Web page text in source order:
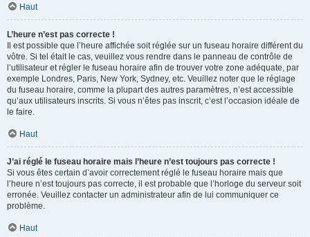
Haut
L’heure n’est pas correcte !
Il est possible que l’heure affichée soit réglée sur un fuseau horaire différent du
vôtre. Si tel était le cas, veuillez vous rendre dans le panneau de contrôle de
l’utilisateur et régler le fuseau horaire afin de trouver votre zone adéquate, par
exemple Londres, Paris, New York, Sydney, etc. Veuillez noter que le réglage
du fuseau horaire, comme la plupart des autres paramètres, n’est accessible
qu’aux utilisateurs inscrits. Si vous n’êtes pas inscrit, c’est l’occasion idéale de
le faire.
Haut
J’ai réglé le fuseau horaire mais l’heure n’est toujours pas correcte !
Si vous êtes certain d’avoir correctement réglé le fuseau horaire mais que
l’heure n’est toujours pas correcte, il est probable que l’horloge du serveur soit
erronée. Veuillez contacter un administrateur afin de lui communiquer ce
problème.
Haut